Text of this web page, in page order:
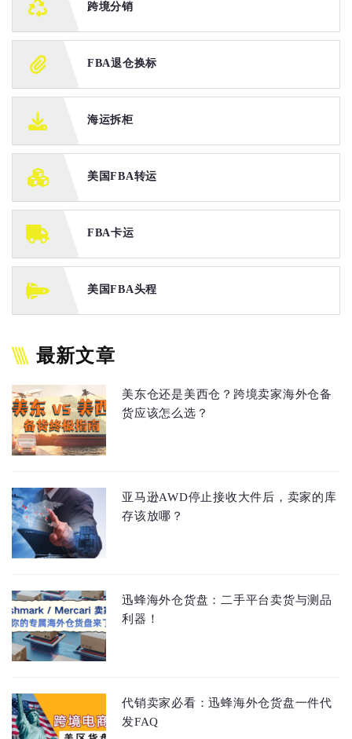
跨境分销
FBA退仓换标
海运拆柜
美国FBA转运
FBA卡运
美国FBA头程
最新文章
美东仓还是美西仓？跨境卖家海外仓备
货应该怎么选？
亚马逊AWD停止接收大件后，卖家的库
存该放哪？
迅蜂海外仓货盘：二手平台卖货与测品
利器！
代销卖家必看：迅蜂海外仓货盘一件代
发FAQ